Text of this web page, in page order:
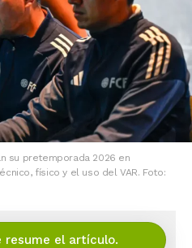
su pretemporada 2026 en
físico y el uso del VAR. Foto:
resume el artículo.